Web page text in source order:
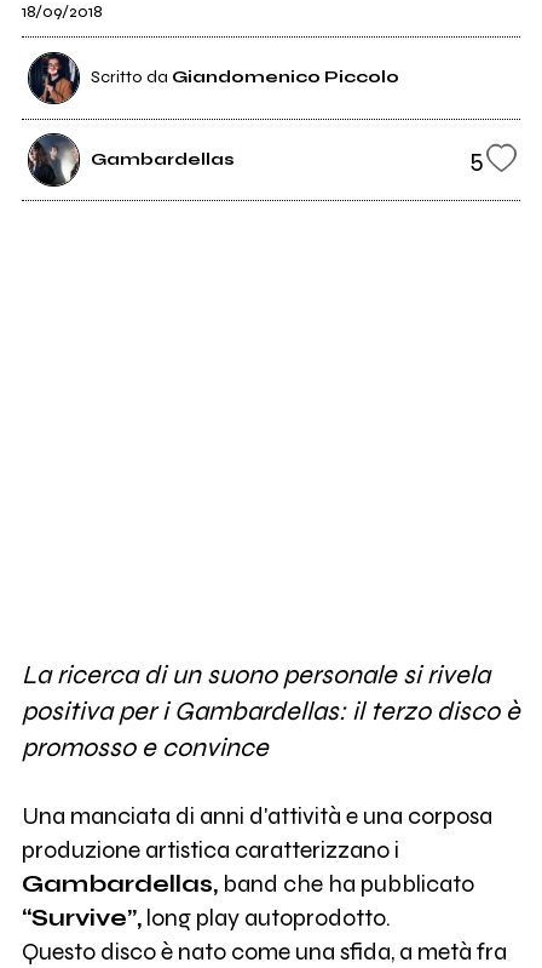
18/09/2018
Scritto da Giandomenico Piccolo
Gambardellas 5
La ricerca di un suono personale si rivela
positiva per i Gambardellas: il terzo disco è
promosso e convince
Una manciata di anni d'attività e una corposa
produzione artistica caratterizzano i
Gambardellas,band che ha pubblicato
“Survive”,long play autoprodotto.
Questo disco è nato come una sfida, a metà fra